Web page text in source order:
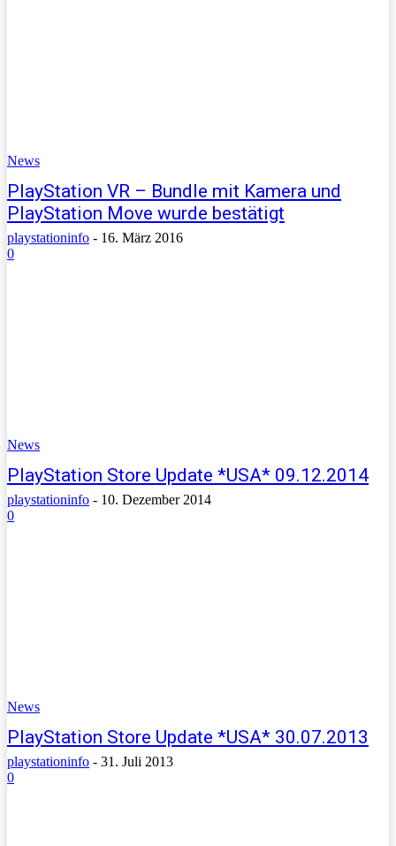
News
PlayStation VR – Bundle mit Kamera und
PlayStation Move wurde bestätigt
playstationinfo - 16. März 2016
0
News
PlayStation Store Update *USA* 09.12.2014
playstationinfo - 10. Dezember 2014
0
News
PlayStation Store Update *USA* 30.07.2013
playstationinfo - 31. Juli 2013
0